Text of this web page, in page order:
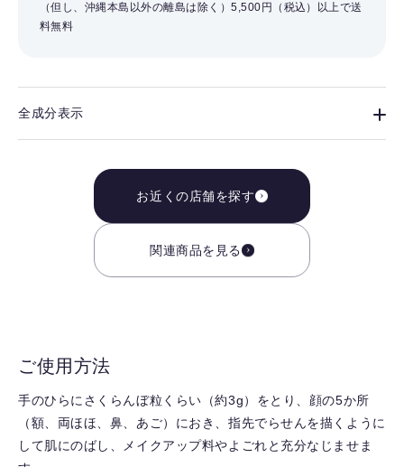
（但し、沖縄本島以外の離島は除く）5,500円（税込）以上で送
料無料
全成分表示
お近くの店舗を探す
関連商品を見る
ご使用方法
手のひらにさくらんぼ粒くらい（約3g）をとり、顔の5か所
（額、両ほほ、鼻、あご）におき、指先でらせんを描くように
して肌にのばし、メイクアップ料やよごれと充分なじませま